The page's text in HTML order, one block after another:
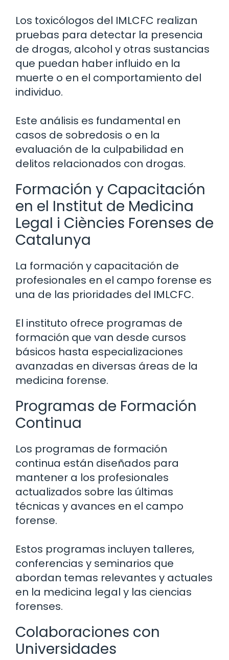
Los toxicólogos del IMLCFC realizan
pruebas para detectar la presencia
de drogas, alcohol y otras sustancias
que puedan haber influido en la
muerte o en el comportamiento del
individuo.
Este análisis es fundamental en
casos de sobredosis o en la
evaluación de la culpabilidad en
delitos relacionados con drogas.
Formación y Capacitación
en el Institut de Medicina
Legal i Ciències Forenses de
Catalunya
La formación y capacitación de
profesionales en el campo forense es
una de las prioridades del IMLCFC.
El instituto ofrece programas de
formación que van desde cursos
básicos hasta especializaciones
avanzadas en diversas áreas de la
medicina forense.
Programas de Formación
Continua
Los programas de formación
continua están diseñados para
mantener a los profesionales
actualizados sobre las últimas
técnicas y avances en el campo
forense.
Estos programas incluyen talleres,
conferencias y seminarios que
abordan temas relevantes y actuales
en la medicina legal y las ciencias
forenses.
Colaboraciones con
Universidades